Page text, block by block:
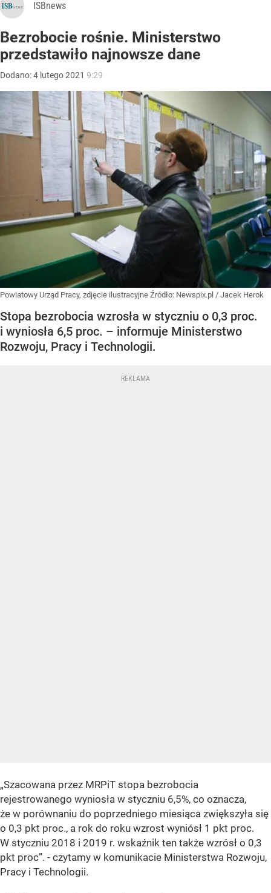
ISBnews
Bezrobocie rośnie. Ministerstwo
przedstawiło najnowsze dane
Dodano:4 lutego2021 9:29
Powiatowy Urząd Pracy, zdjęcie ilustracyjne Źródło: Newspix.pl / Jacek Herok
Stopa bezrobocia wzrosła w styczniu o 0,3 proc.
i wyniosła 6,5 proc. – informuje Ministerstwo
Rozwoju, Pracy i Technologii.
„Szacowana przez MRPiT stopa bezrobocia
rejestrowanego wyniosła w styczniu 6,5%, co oznacza,
że w porównaniu do poprzedniego miesiąca zwiększyła się
o 0,3 pkt proc., a rok do roku wzrost wyniósł 1 pkt proc.
W styczniu 2018 i 2019 r. wskaźnik ten także wzrósł o 0,3
pkt proc”. - czytamy w komunikacie Ministerstwa Rozwoju,
Pracy i Technologii.